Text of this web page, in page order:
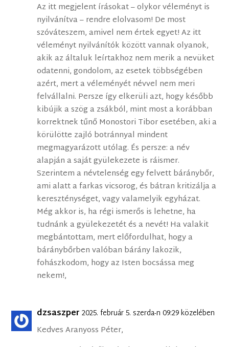
Az itt megjelent írásokat – olykor véleményt is
nyilvánítva – rendre elolvasom! De most
szóváteszem, amivel nem értek egyet! Az itt
véleményt nyilvánítók között vannak olyanok,
akik az általuk leírtakhoz nem merik a nevüket
odatenni, gondolom, az esetek többségében
azért, mert a véleményét névvel nem meri
felvállalni. Persze így elkerüli azt, hogy később
kibújik a szög a zsákból, mint most a korábban
korrektnek tűnő Monostori Tibor esetében, aki a
körülötte zajló botránnyal mindent
megmagyarázott utólag. És persze: a név
alapján a saját gyülekezete is ráismer.
Szerintem a névtelenség egy felvett báránybőr,
ami alatt a farkas vicsorog, és bátran kritizálja a
kereszténységet, vagy valamelyik egyházat.
Még akkor is, ha régi ismerős is lehetne, ha
tudnánk a gyülekezetét és a nevét! Ha valakit
megbántottam, mert előfordulhat, hogy a
báránybőrben valóban bárány lakozik,
fohászkodom, hogy az Isten bocsássa meg
nekem!,
dzsaszper 2025. február 5. szerda-n 09:29 közelében
Kedves Aranyoss Péter,